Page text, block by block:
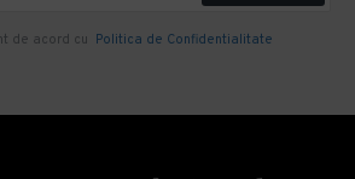
de acord cu Politica de Confidentialitate